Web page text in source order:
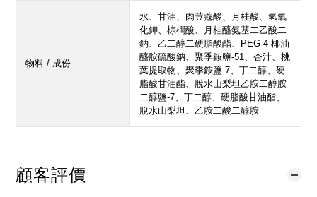
物料 / 成份
水、甘油、肉荳蔻酸、月桂酸、氫氧
化鉀、棕櫚酸、月桂醯氨基二乙酸二
鈉、乙二醇二硬脂酸酯、PEG-4 椰油
醯胺硫酸鈉、聚季銨鹽-51、杏汁、桃
葉提取物、聚季銨鹽-7、丁二醇、硬
脂酸甘油酯、脫水山梨坦乙胺二醇胺
二醇鹽-7、丁二醇、硬脂酸甘油酯、
脫水山梨坦、乙胺二酸二醇胺
顧客評價